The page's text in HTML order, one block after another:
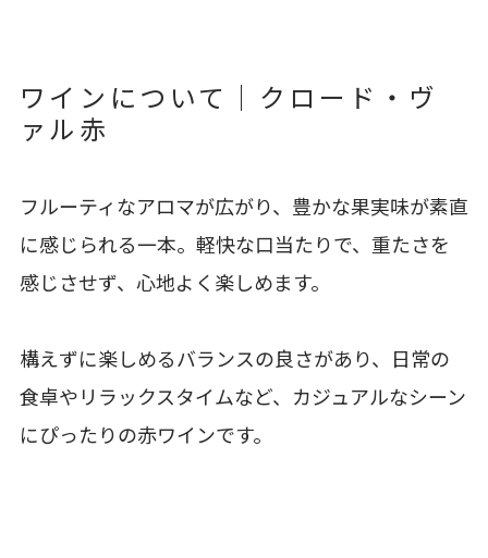
ワインについて｜クロード・ヴ
ァル赤
フルーティなアロマが広がり、豊かな果実味が素直
に感じられる一本。軽快な口当たりで、重たさを
感じさせず、心地よく楽しめます。
構えずに楽しめるバランスの良さがあり、日常の
食卓やリラックスタイムなど、カジュアルなシーン
にぴったりの赤ワインです。